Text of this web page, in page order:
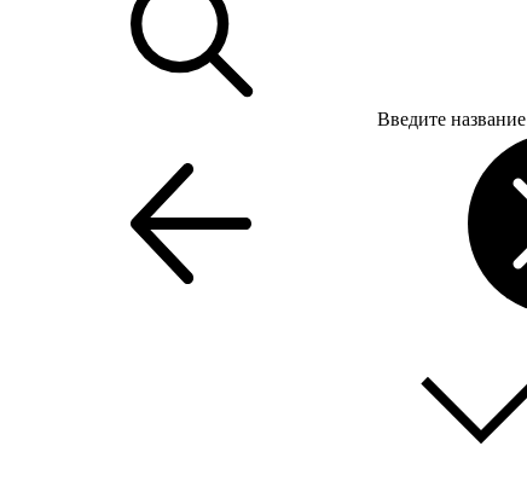
Введите название